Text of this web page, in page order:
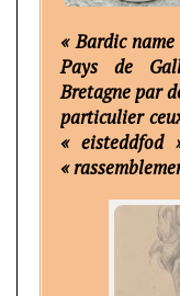
« Bardic
Pays de
Bretagne par
particulier
« eisteddfod
«